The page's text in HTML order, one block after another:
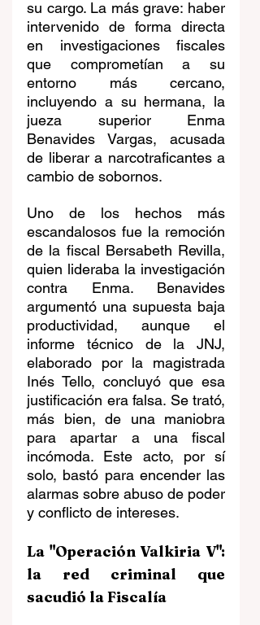
su cargo. La más grave: haber
intervenido de forma directa
en investigaciones fiscales
que comprometían a su
entorno más cercano,
incluyendo a su hermana, la
jueza superior Enma
Benavides Vargas, acusada
de liberar a narcotraficantes a
cambio de sobornos.
Uno de los hechos más
escandalosos fue la remoción
de la fiscal Bersabeth Revilla,
quien lideraba la investigación
contra Enma. Benavides
argumentó una supuesta baja
productividad, aunque el
informe técnico de la JNJ,
elaborado por la magistrada
Inés Tello, concluyó que esa
justificación era falsa. Se trató,
más bien, de una maniobra
para apartar a una fiscal
incómoda. Este acto, por sí
solo, bastó para encender las
alarmas sobre abuso de poder
y conflicto de intereses.
La "Operación Valkiria V":
la red criminal que
sacudió la Fiscalía